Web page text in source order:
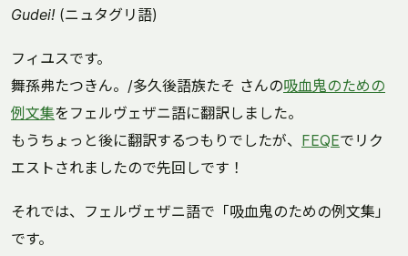
Gudei!(ニュタグリ語)
フィユスです。
舞孫弗たつきん。/多久後語族たそ さんの吸血鬼のための
例文集をフェルヴェザニ語に翻訳しました。
もうちょっと後に翻訳するつもりでしたが、 FEQEでリク
エストされましたので先回しです！
それでは、フェルヴェザニ語で「吸血鬼のための例文集」
です。